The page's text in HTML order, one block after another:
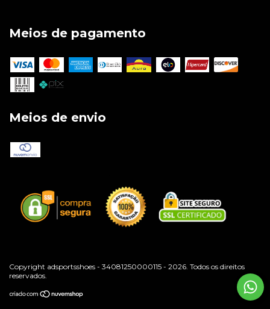
Meios de pagamento
Meios de envio
Copyright adsportsshoes - 34081250000115 - 2026. Todos os direitos
reservados.